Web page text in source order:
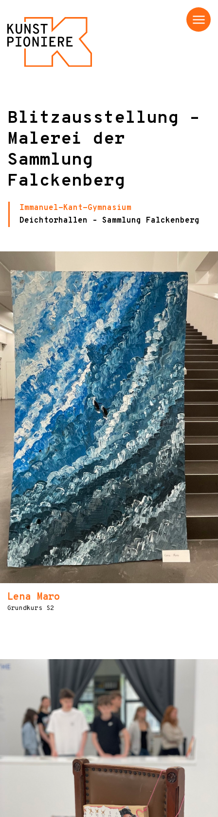
Menü
Blitzausstellung –
Malerei der
Sammlung
Falckenberg
Immanuel-Kant-Gymnasium
Deichtorhallen – Sammlung Falckenberg
Lena Maro
Grundkurs S2